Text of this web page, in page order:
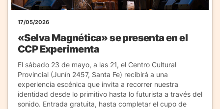
17/05/2026
«Selva Magnética» se presenta en el
CCP Experimenta
El sábado 23 de mayo, a las 21, el Centro Cultural
Provincial (Junín 2457, Santa Fe) recibirá a una
experiencia escénica que invita a recorrer nuestra
identidad desde lo primitivo hasta lo futurista a través del
sonido. Entrada gratuita, hasta completar el cupo de